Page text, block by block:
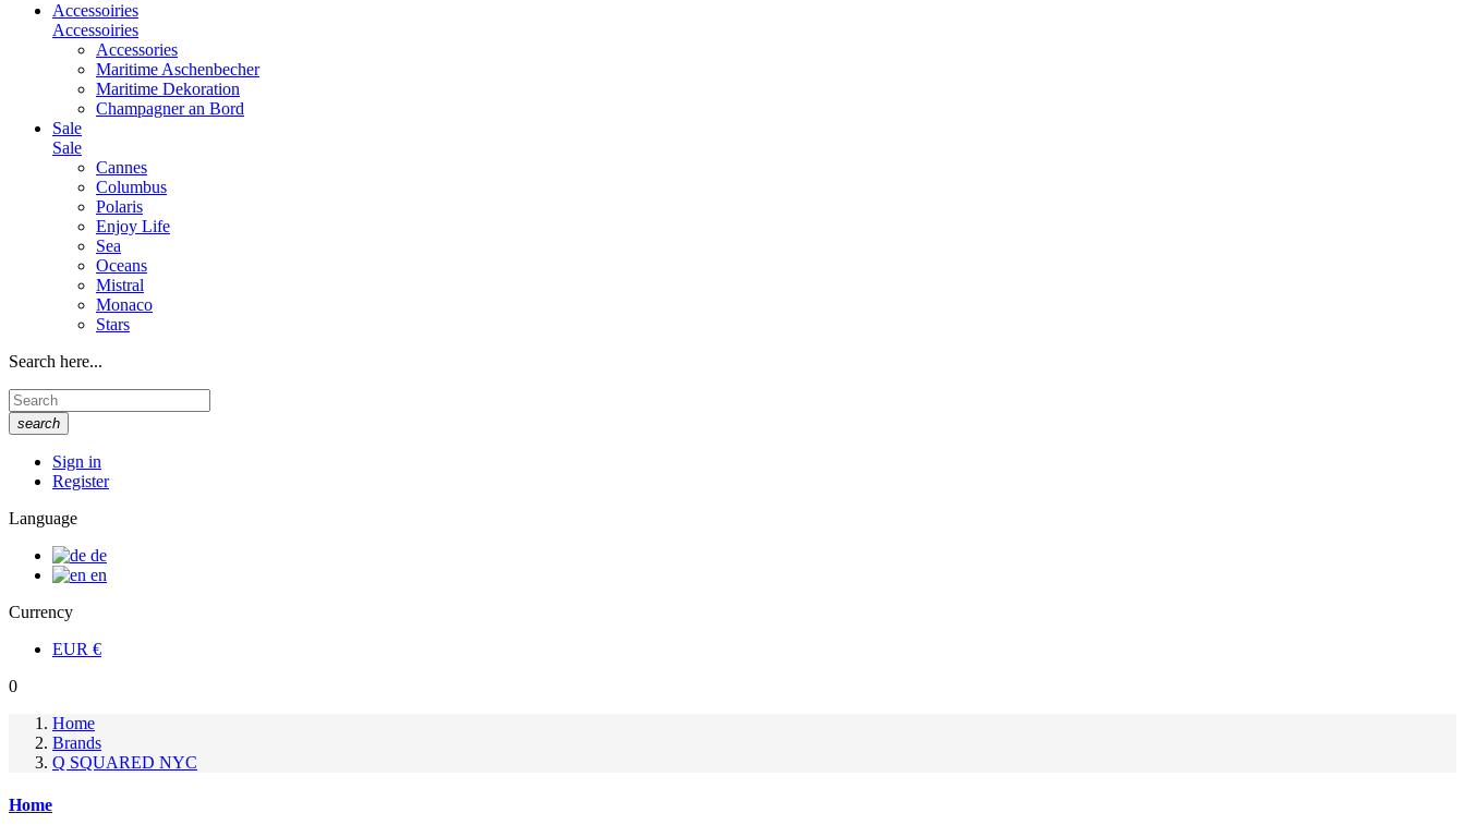
Accessoiries
Accessoiries
Accessories
Maritime Aschenbecher
Maritime Dekoration
Champagner an Bord
Sale
Sale
Cannes
Columbus
Polaris
Enjoy Life
Sea
Oceans
Mistral
Monaco
Stars
Search here...
search
Sign in
Register
Language
de
en
Currency
EUR €
0
Home
Brands
Q SQUARED NYC
Home